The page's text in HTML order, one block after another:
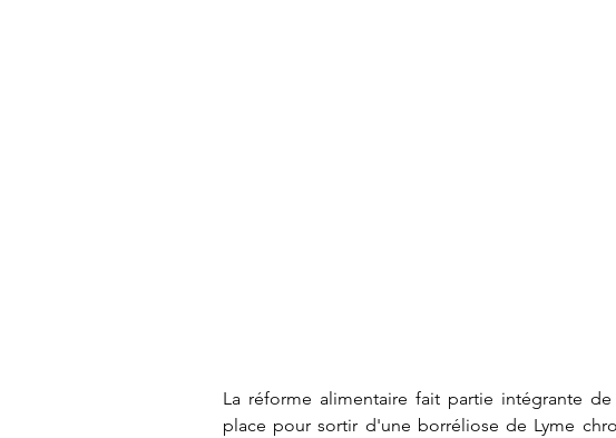
La réforme alimentaire fait partie intégrante
place pour sortir d'une borréliose de Lyme